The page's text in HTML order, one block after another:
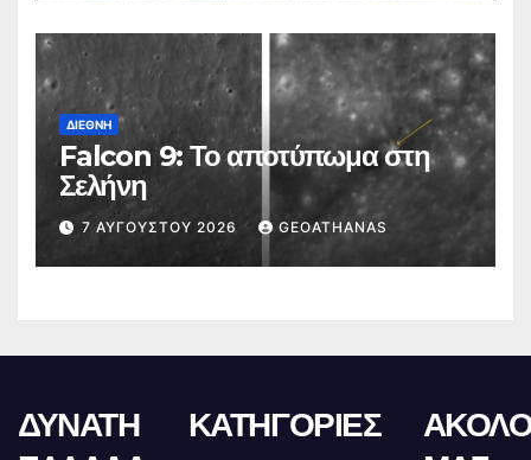
ΔΙΕΘΝΉ
Falcon 9: Το αποτύπωμα στη
Σελήνη
7 ΑΥΓΟΎΣΤΟΥ 2026 GEOATHANAS
ΔΥΝΑΤΗ
ΚΑΤΗΓΟΡΙΕΣ